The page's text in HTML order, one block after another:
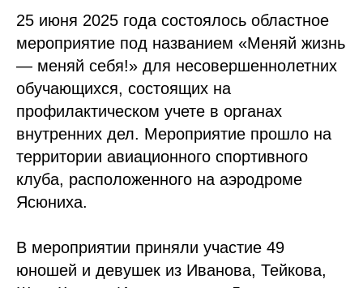
25 июня 2025 года состоялось областное
мероприятие под названием «Меняй жизнь
— меняй себя!» для несовершеннолетних
обучающихся, состоящих на
профилактическом учете в органах
внутренних дел. Мероприятие прошло на
территории авиационного спортивного
клуба, расположенного на аэродроме
Ясюниха.
В мероприятии приняли участие 49
юношей и девушек из Иванова, Тейкова,